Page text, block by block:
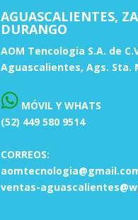
AGUASCALIENTES,
DURANGO
AOM Tencologia S.A. de
Aguascalientes, Ags. Sta.
MÓVIL Y WHATS
(52) 449 580 9514
CORREOS:
ventas-